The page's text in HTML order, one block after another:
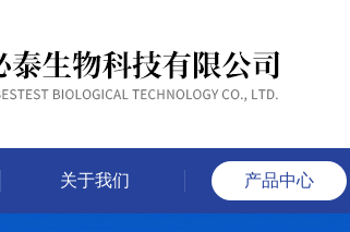
关于我们 产品中心